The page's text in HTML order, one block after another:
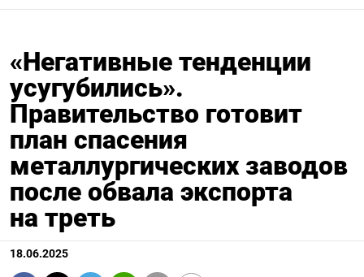
«Негативные тенденции
усугубились».
Правительство готовит
план спасения
металлургических заводов
после обвала экспорта
на треть
18.06.2025